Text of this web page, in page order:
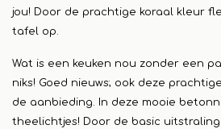
jou! Door de prachtige koraal kleur
tafel op.
Wat is een keuken nou zonder een
niks! Goed nieuws; ook deze prachtige
de aanbieding. In deze mooie
theelichtjes! Door de basic